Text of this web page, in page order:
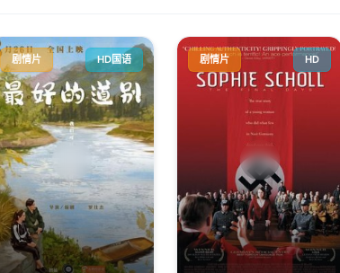
剧情片 HD国语 剧情片 HD